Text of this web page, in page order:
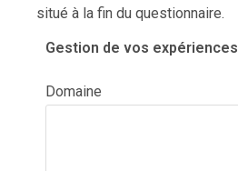
situé à la fin du questionnaire.
Gestion de vos expériences
Domaine